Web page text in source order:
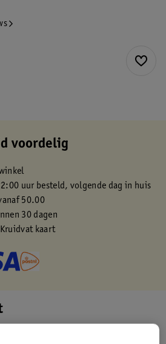
voordelig
uur besteld, volgende dag in huis
50.00
30 dagen
kaart